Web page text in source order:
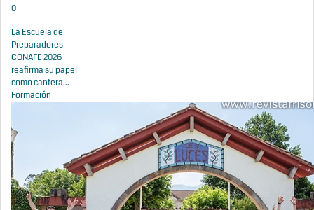
0
La Escuela de
Preparadores
CONAFE 2026
reafirma su papel
como cantera...
Formación